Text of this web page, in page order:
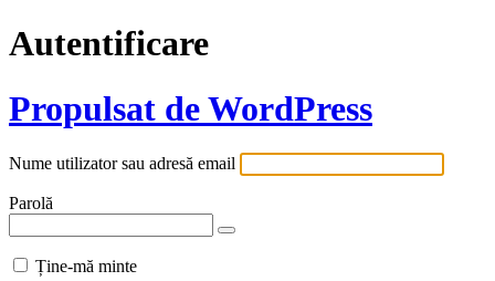
Autentificare
Propulsat de WordPress
Nume utilizator sau adresă email
Parolă
Ține-mă minte